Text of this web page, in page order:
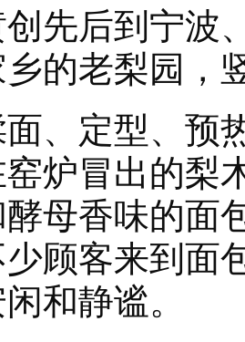
后到宁波、
乡的老梨园，
定型、预
窑炉冒出的梨
母香味的面
顾客来到面
和静谧。